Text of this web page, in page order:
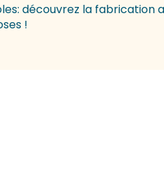
découvrez la fabrication
!